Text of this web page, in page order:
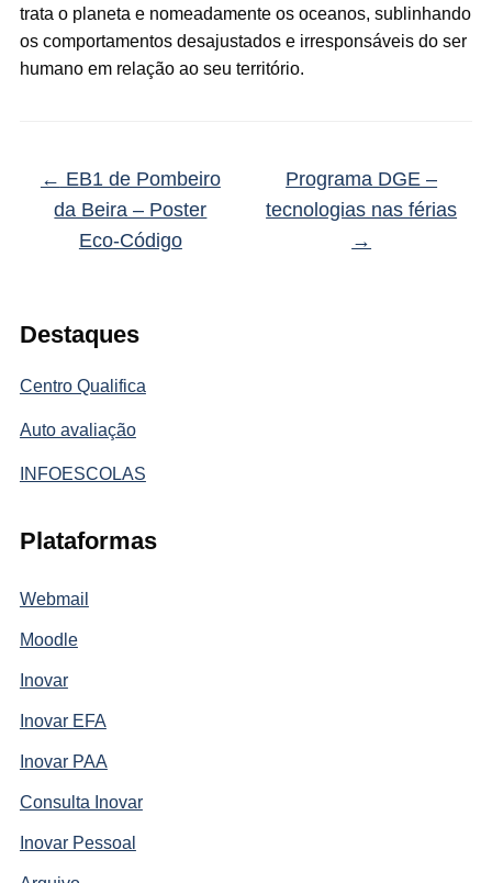
Destaques
Centro Qualifica
Auto avaliação
INFOESCOLAS
Plataformas
Webmail
Moodle
Inovar
Inovar EFA
Inovar PAA
Consulta Inovar
Inovar Pessoal
trata o planeta e nomeadamente os oceanos, sublinhando
os comportamentos desajustados e irresponsáveis do ser
humano em relação ao seu território.
← EB1 de Pombeiro
da Beira – Poster
Eco-Código
Programa DGE –
tecnologias nas férias
→